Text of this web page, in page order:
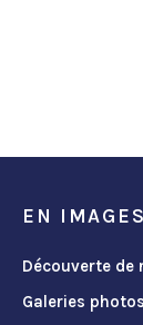
EN IMAGES
Découverte de
Galeries photos